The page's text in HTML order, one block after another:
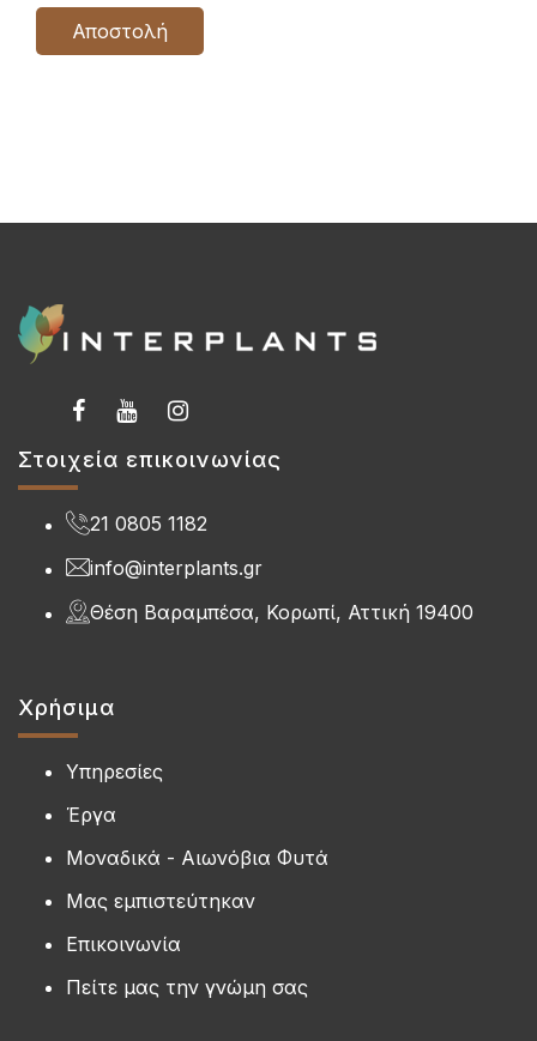
Αποστολή
Χρήσιμα
Υπηρεσίες
Έργα
Μοναδικά - Αιωνόβια Φυτά
Μας εμπιστεύτηκαν
Επικοινωνία
Πείτε μας την γνώμη σας
Στοιχεία επικοινωνίας
21 0805 1182
info@interplants.gr
Θέση Βαραμπέσα, Κορωπί, Αττική 19400